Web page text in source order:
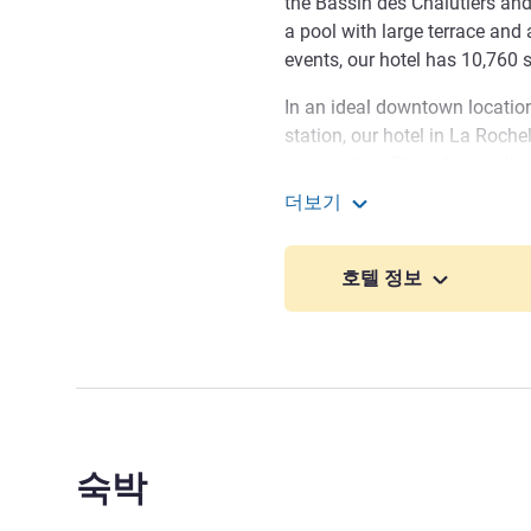
a pool with large terrace
events, our hotel has 10,760
In an ideal downtown
station, our hotel in La
stone's throw from the Old
or the green canals at
더보기
호텔 정보
숙박